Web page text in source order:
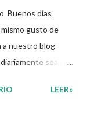
Buenos días
gusto de
a nuestro blog
sea de
Azteca
LEER»